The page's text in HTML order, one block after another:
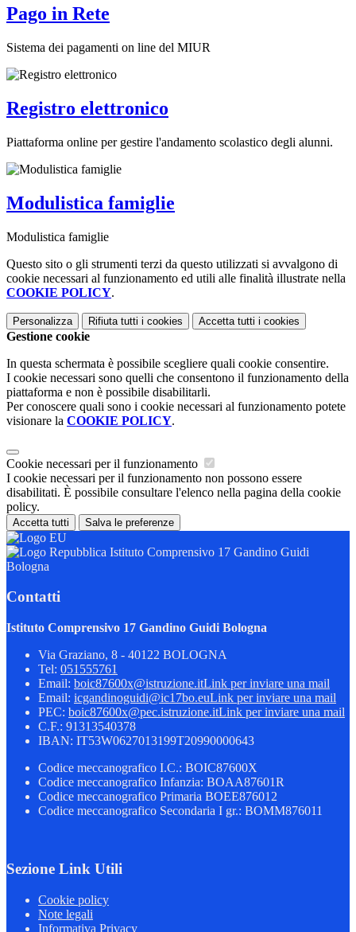
Pago in Rete
Sistema dei pagamenti on line del MIUR
Registro elettronico
Piattaforma online per gestire l'andamento scolastico degli alunni.
Modulistica famiglie
Modulistica famiglie
Questo sito o gli strumenti terzi da questo utilizzati si avvalgono di
cookie necessari al funzionamento ed utili alle finalità illustrate nella
COOKIE POLICY.
Personalizza Rifiuta tutti i cookies Accetta tutti i cookies
Gestione cookie
In questa schermata è possibile scegliere quali cookie consentire.
I cookie necessari sono quelli che consentono il funzionamento della
piattaforma e non è possibile disabilitarli.
Per conoscere quali sono i cookie necessari al funzionamento potete
visionare la COOKIE POLICY.
Cookie necessari per il funzionamento
I cookie necessari per il funzionamento non possono essere
disabilitati. È possibile consultare l'elenco nella pagina della cookie
policy.
Accetta tutti Salva le preferenze
Istituto Comprensivo 17 Gandino Guidi
Bologna
Contatti
Istituto Comprensivo 17 Gandino Guidi Bologna
Via Graziano, 8 - 40122 BOLOGNA
Tel: 051555761
Email: boic87600x@istruzione.itLink per inviare una mail
Email: icgandinoguidi@ic17bo.euLink per inviare una mail
PEC: boic87600x@pec.istruzione.itLink per inviare una mail
C.F.: 91313540378
IBAN: IT53W0627013199T20990000643
Codice meccanografico I.C.: BOIC87600X
Codice meccanografico Infanzia: BOAA87601R
Codice meccanografico Primaria BOEE876012
Codice meccanografico Secondaria I gr.: BOMM876011
Sezione Link Utili
Cookie policy
Note legali
Informativa Privacy